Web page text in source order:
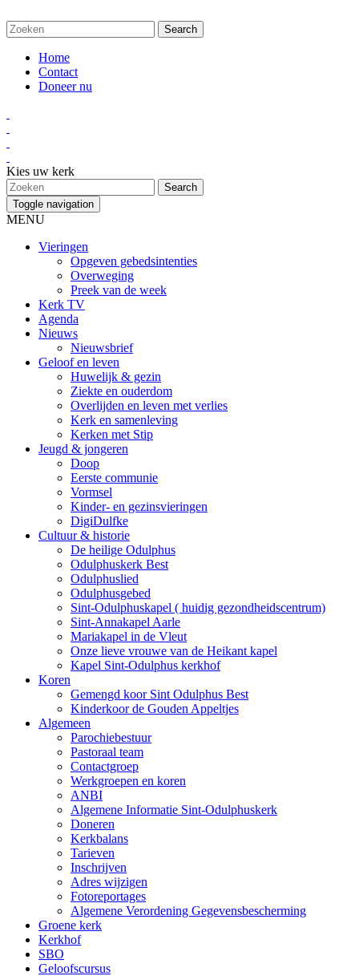
Home
Contact
Doneer nu
Kies uw kerk
Toggle navigation
MENU
Vieringen
Opgeven gebedsintenties
Overweging
Preek van de week
Kerk TV
Agenda
Nieuws
Nieuwsbrief
Geloof en leven
Huwelijk & gezin
Ziekte en ouderdom
Overlijden en leven met verlies
Kerk en samenleving
Kerken met Stip
Jeugd & jongeren
Doop
Eerste communie
Vormsel
Kinder- en gezinsvieringen
DigiDulfke
Cultuur & historie
De heilige Odulphus
Odulphuskerk Best
Odulphuslied
Odulphusgebed
Sint-Odulphuskapel ( huidig gezondheidscentrum)
Sint-Annakapel Aarle
Mariakapel in de Vleut
Onze lieve vrouwe van de Heikant kapel
Kapel Sint-Odulphus kerkhof
Koren
Gemengd koor Sint Odulphus Best
Kinderkoor de Gouden Appeltjes
Algemeen
Parochiebestuur
Pastoraal team
Contactgroep
Werkgroepen en koren
ANBI
Algemene Informatie Sint-Odulphuskerk
Doneren
Kerkbalans
Tarieven
Inschrijven
Adres wijzigen
Fotoreportages
Algemene Verordening Gegevensbescherming
Groene kerk
Kerkhof
SBO
Geloofscursus